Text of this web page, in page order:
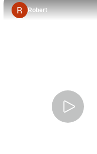
Reichtum
und
Robert